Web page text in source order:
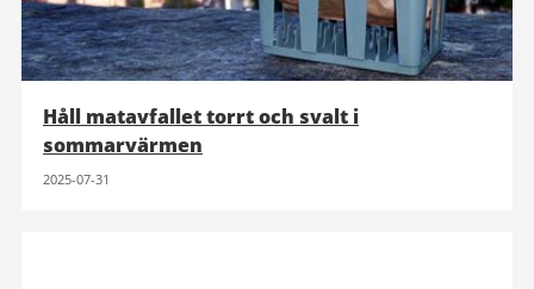
Håll matavfallet torrt och svalt i
sommarvärmen
2025-07-31